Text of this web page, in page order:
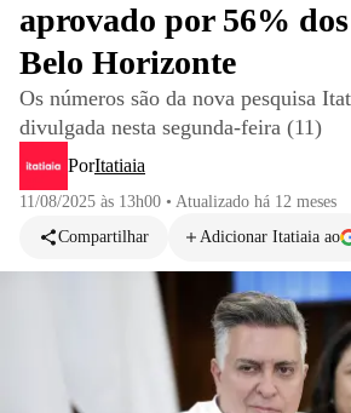
aprovado por 56%
Belo Horizonte
Os números são da nova pesquisa
divulgada nesta segunda-feira (11)
PorItatiaia
11/08/2025 às 13h00 • Atualizado há 12 meses
Compartilhar
Adicionar Itatiaia ao